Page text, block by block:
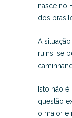
nasce no
dos
A
ruins, se
Isto não
questão
o maior e